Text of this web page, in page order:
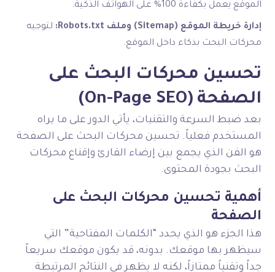
الموقع يعمل بكفاءة 100% على الهواتف الذكية.
إدارة خريطة الموقع (Sitemap) وملف Robots.txt:
لتوجيه
محركات البحث بذكاء داخل الموقع.
تحسين محركات البحث على
الصفحة (On-Page SEO)
بعد ضبط السرعة والتقنيات، يأتي الدور على ما يراه
المستخدم فعلياً. تحسين محركات البحث على الصفحة
هو الفن الذي يجمع بين إرضاء القارئ وإقناع محركات
البحث بجودة المحتوى.
أهمية تحسين محركات البحث على
الصفحة
هذا الجزء هو الذي يحدد “الكلمات المفتاحية” التي
سيظهر بها موقعك. بدونه، قد يكون موقعك سريعاً
جداً وتقنياً ممتازاً، لكنه لا يظهر في النتائج المرتبطة